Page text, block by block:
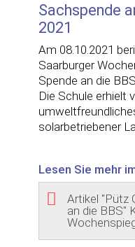
Sachspende
2021
Am 08.10.2021
Saarburger
Spende an die
Die Schule erhielt
solarbetriebener
Lesen Sie mehr
Artikel "Pütz
an die BBS"